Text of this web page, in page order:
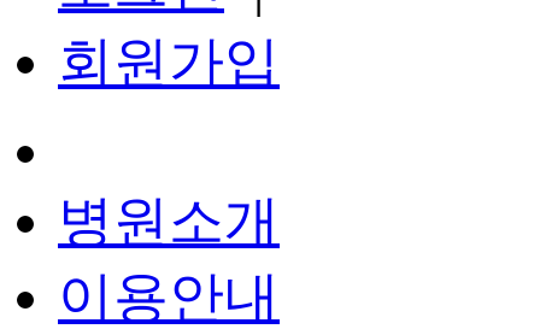
회원가입
병원소개
이용안내